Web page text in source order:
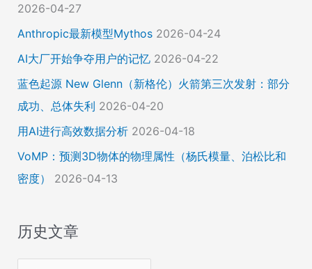
2026-04-27
Anthropic最新模型Mythos 2026-04-24
AI大厂开始争夺用户的记忆 2026-04-22
蓝色起源 New Glenn（新格伦）火箭第三次发射：部分
成功、总体失利 2026-04-20
用AI进行高效数据分析 2026-04-18
VoMP：预测3D物体的物理属性（杨氏模量、泊松比和
密度）
2026-04-13
历史文章